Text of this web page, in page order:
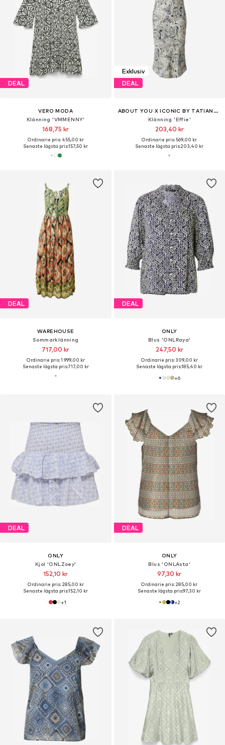
DEAL
VERO MODA
Klänning 'VMMENNY'
168,75 kr
Ordinarie pris: 455,00 kr
Senaste lägsta pris:157,50 kr
Exklusiv
DEAL
ABOUT YOU X ICONIC BY TATIANA KUCHAROVA
Klänning 'Effie'
203,40 kr
Ordinarie pris: 569,00 kr
Senaste lägsta pris:203,40 kr
DEAL
WAREHOUSE
Sommarklänning
717,00 kr
Ordinarie pris: 1 999,00 kr
Senaste lägsta pris:717,00 kr
DEAL
ONLY
Blus 'ONLRaya'
247,50 kr
Ordinarie pris: 309,00 kr
Senaste lägsta pris:185,40 kr
+6
DEAL
ONLY
Kjol 'ONLZoey'
152,10 kr
Ordinarie pris: 285,00 kr
Senaste lägsta pris:152,10 kr
+1
DEAL
ONLY
Blus 'ONLAsta'
97,30 kr
Ordinarie pris: 285,00 kr
Senaste lägsta pris:97,30 kr
+2